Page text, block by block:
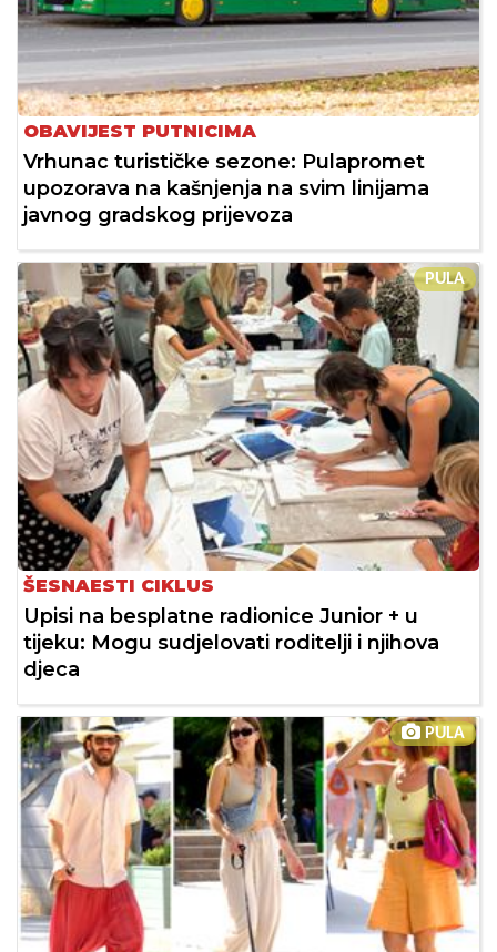
OBAVIJEST PUTNICIMA
Vrhunac turističke sezone: Pulapromet
upozorava na kašnjenja na svim linijama
javnog gradskog prijevoza
PULA
ŠESNAESTI CIKLUS
Upisi na besplatne radionice Junior + u
tijeku: Mogu sudjelovati roditelji i njihova
djeca
PULA